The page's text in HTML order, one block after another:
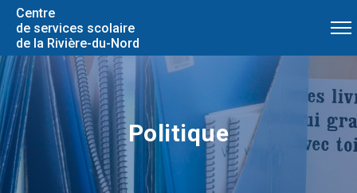
Centre
de services scolaire
de la Rivière-du-Nord
Politique